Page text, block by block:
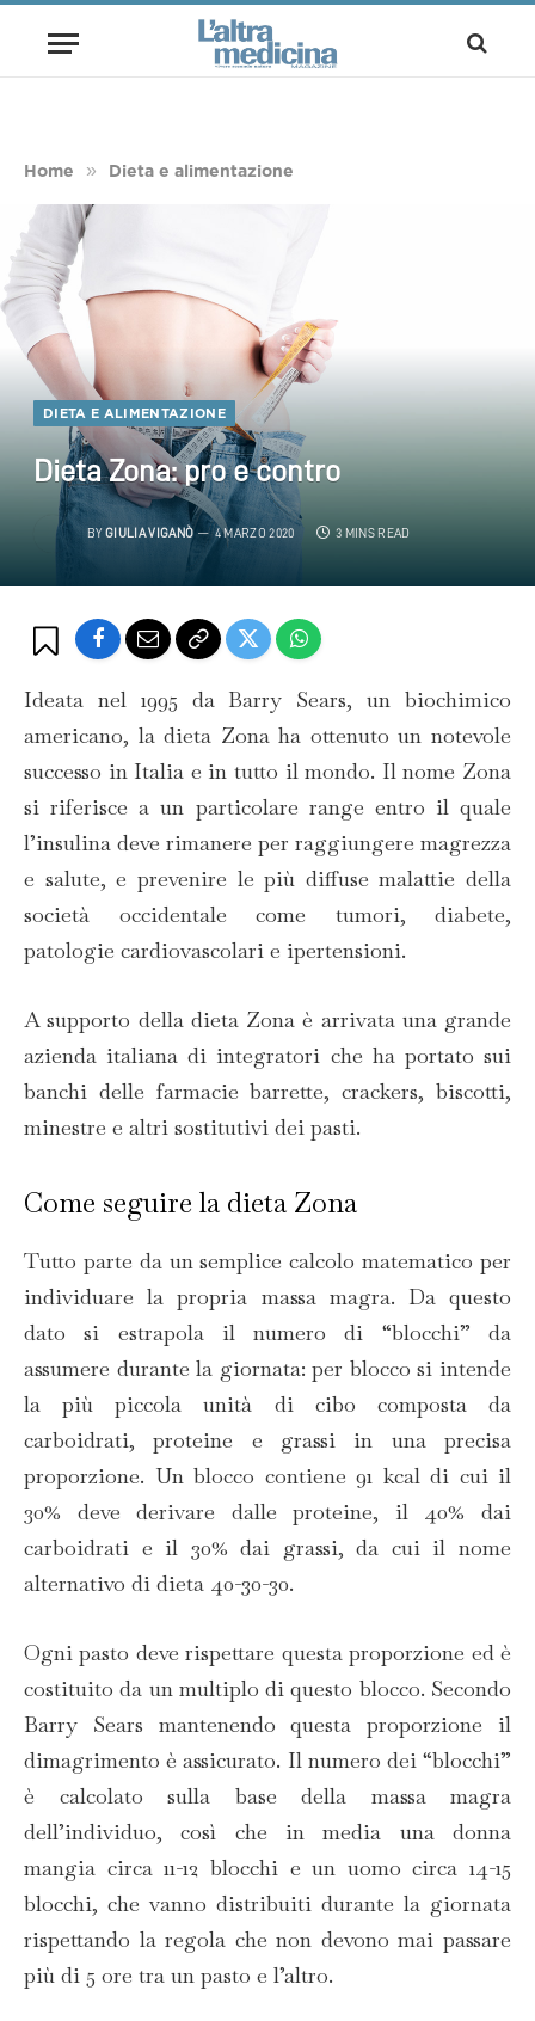
Home » Dieta e alimentazione
DIETA E ALIMENTAZIONE
Dieta Zona: pro e contro
BY GIULIA VIGANÒ 4 MARZO 2020 3 MINS READ
Ideata nel 1995 da Barry Sears, un biochimico
americano, la dieta Zona ha ottenuto un notevole
successo in Italia e in tutto il mondo. Il nome Zona
si riferisce a un particolare range entro il quale
l’insulina deve rimanere per raggiungere magrezza
e salute, e prevenire le più diffuse malattie della
società occidentale come tumori, diabete,
patologie cardiovascolari e ipertensioni.
A supporto della dieta Zona è arrivata una grande
azienda italiana di integratori che ha portato sui
banchi delle farmacie barrette, crackers, biscotti,
minestre e altri sostitutivi dei pasti.
Come seguire la dieta Zona
Tutto parte da un semplice calcolo matematico per
individuare la propria massa magra. Da questo
dato si estrapola il numero di “blocchi” da
assumere durante la giornata: per blocco si intende
la più piccola unità di cibo composta da
carboidrati, proteine e grassi in una precisa
proporzione. Un blocco contiene 91 kcal di cui il
30% deve derivare dalle proteine, il 40% dai
carboidrati e il 30% dai grassi, da cui il nome
alternativo di dieta 40-30-30.
Ogni pasto deve rispettare questa proporzione ed è
costituito da un multiplo di questo blocco. Secondo
Barry Sears mantenendo questa proporzione il
dimagrimento è assicurato. Il numero dei “blocchi”
è calcolato sulla base della massa magra
dell’individuo, così che in media una donna
mangia circa 11-12 blocchi e un uomo circa 14-15
blocchi, che vanno distribuiti durante la giornata
rispettando la regola che non devono mai passare
più di 5 ore tra un pasto e l’altro.